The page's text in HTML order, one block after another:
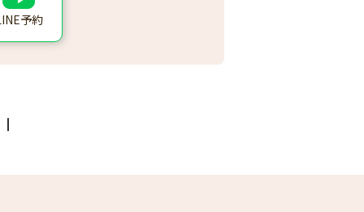
予約